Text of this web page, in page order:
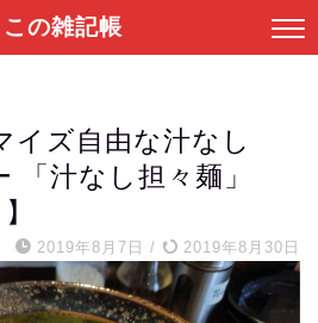
この雑記帳
イズ自由な汁なし
「汁なし担々麺」
2019年8月7日 / 2019年8月30日